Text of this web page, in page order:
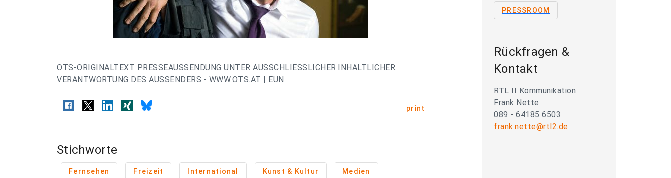
OTS-ORIGINALTEXT PRESSEAUSSENDUNG UNTER AUSSCHLIESSLICHER INHALTLICHER
VERANTWORTUNG DES AUSSENDERS - WWW.OTS.AT | EUN
print
Stichworte
Fernsehen Freizeit International Kunst & Kultur Medien
PRESSROOM
Rückfragen &
Kontakt
RTL II Kommunikation
Frank Nette
089 - 64185 6503
frank.nette@rtl2.de